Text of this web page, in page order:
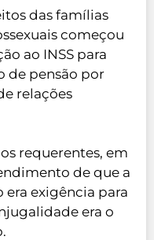
das famílias
começou
ao INSS para
de pensão por
relações
requerentes, em
de que a
exigência para
era o